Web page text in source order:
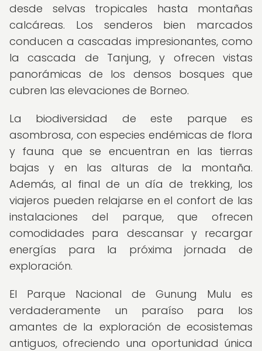
desde selvas tropicales hasta montañas
calcáreas. Los senderos bien marcados
conducen a cascadas impresionantes, como
la cascada de Tanjung, y ofrecen vistas
panorámicas de los densos bosques que
cubren las elevaciones de Borneo.
La biodiversidad de este parque es
asombrosa, con especies endémicas de flora
y fauna que se encuentran en las tierras
bajas y en las alturas de la montaña.
Además, al final de un día de trekking, los
viajeros pueden relajarse en el confort de las
instalaciones del parque, que ofrecen
comodidades para descansar y recargar
energías para la próxima jornada de
exploración.
El Parque Nacional de Gunung Mulu es
verdaderamente un paraíso para los
amantes de la exploración de ecosistemas
antiguos, ofreciendo una oportunidad única